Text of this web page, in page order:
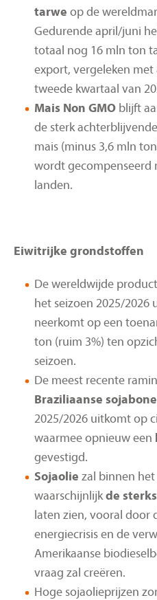
tarwe op de
Gedurende april/juni
totaal nog 16 mln ton
export, vergeleken
tweede kwartaal van
Mais Non GMO blijft
de sterk
mais (minus 3,6 mln
wordt
landen.
Eiwitrijke grondstoffen
De wereldwijde
het seizoen 2025/
neerkomt op een
ton (ruim 3%) ten
seizoen.
De meest recente
Braziliaanse
2025/2026 uitkomt op
waarmee opnieuw een
gevestigd.
Sojaolie zal binnen
waarschijnlijkde
laten zien, vooral door
energiecrisis en de
Amerikaanse
vraag zal creëren.
Hoge sojaolieprijzen